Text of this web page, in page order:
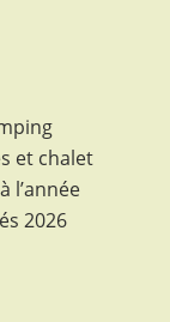
et chalet
l’année
2026